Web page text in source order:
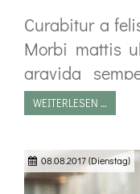
Curabitur a
Morbi mattis
gravida
Pellentesque
tincidunt
hendrerit.
augue at
WEITERLESEN …
08.08.2017(Dienstag)